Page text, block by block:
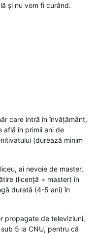
și nu vom fi curând.
care intră în învățământ,
află în primii ani de
(durează minim
ai nevoie de master,
(licență + master) în
durată (4-5 ani) în
propagate de televiziuni,
5 la CNU, pentru că